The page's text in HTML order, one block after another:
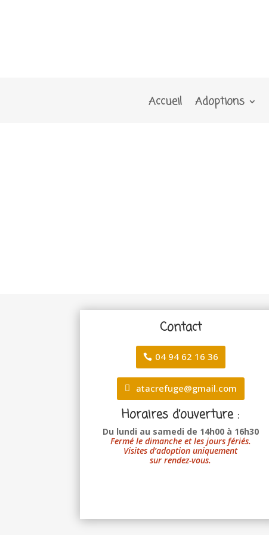
Accueil Adoptions
Contact
04 94 62 16 36
atacrefuge@gmail.com
Horaires d’ouverture :
Du lundi au samedi de 14h00 à 16h30
Fermé le dimanche et les jours fériés.
Visites d’adoption uniquement
sur rendez-vous.